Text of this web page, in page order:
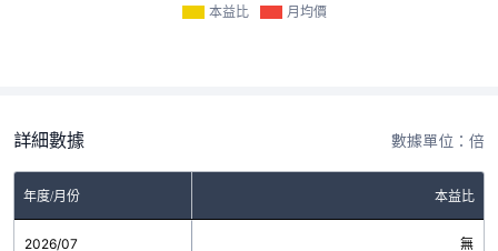
本益比 月均價
詳細數據 數據單位：倍
年度/月份 本益比
2026/07 無